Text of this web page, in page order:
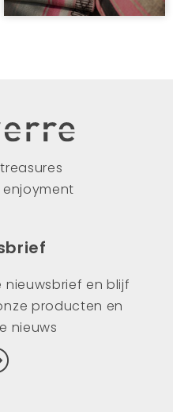
treasures
enjoyment
nieuwsbrief en blijf
producten en
nieuws